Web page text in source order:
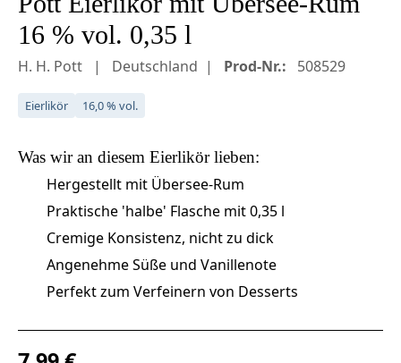
16 % vol. 0,35 l
H. H. Pott Deutschland Prod-Nr.: 508529
Eierlikör 16,0 % vol.
Was wir an diesem Eierlikörlieben:
Hergestellt mit Übersee-Rum
Praktische 'halbe' Flasche mit 0,35 l
Cremige Konsistenz, nicht zu dick
Angenehme Süße und Vanillenote
Perfekt zum Verfeinern von Desserts
Regulärer Preis: